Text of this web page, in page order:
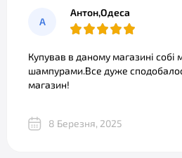
А
Антон,Одеса
Купував в даному магазині собі
шампурами.Все дуже
магазин!
8 Березня, 2025